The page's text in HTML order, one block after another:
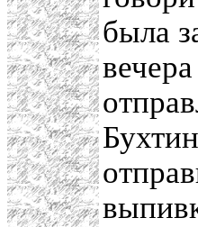
была